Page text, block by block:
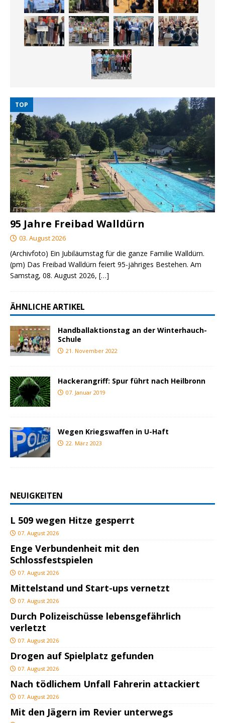
TOP
95 Jahre Freibad Walldürn
03. August 2026
(Archivfoto) Ein Jubiläumstag für die ganze Familie Walldürn.
(pm) Das Freibad Walldürn feiert 95-jähriges Bestehen. Am
Samstag, 08. August 2026, […]
ÄHNLICHE ARTIKEL
Handballaktionstag an der Winterhauch-
Schule
21. November 2022
Hackerangriff: Spur führt nach Heilbronn
07. Januar 2019
Wegen Kriegswaffen in U-Haft
22. März 2023
NEUIGKEITEN
L 509 wegen Hitze gesperrt
07. August 2026
Enge Verbundenheit mit den
Schlossfestspielen
07. August 2026
Mittelstand und Start-ups vernetzt
07. August 2026
Durch Polizeischüsse lebensgefährlich
verletzt
07. August 2026
Drogen auf Spielplatz gefunden
07. August 2026
Nach tödlichem Unfall Fahrerin attackiert
07. August 2026
Mit den Jägern im Revier unterwegs